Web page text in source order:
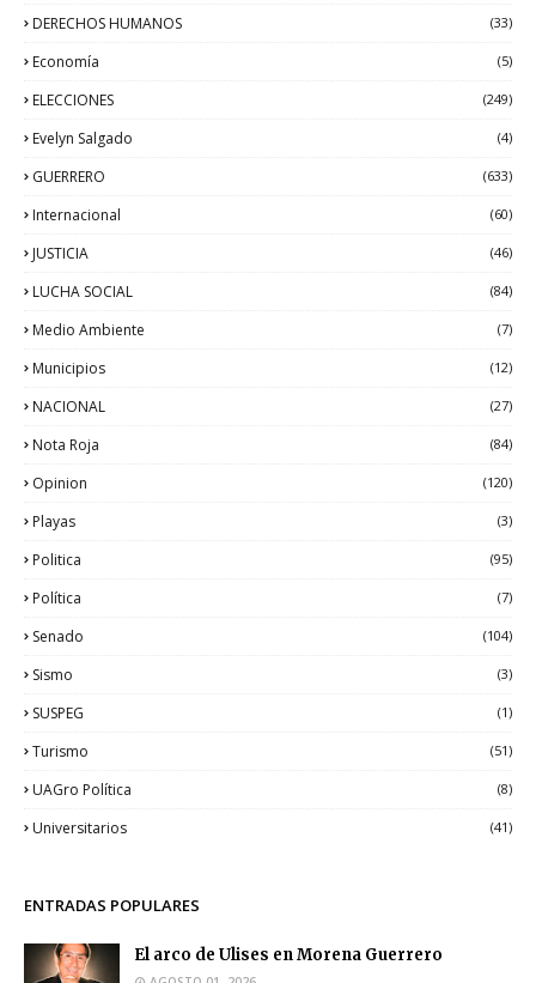
DERECHOS HUMANOS (33)
Economía (5)
ELECCIONES (249)
Evelyn Salgado (4)
GUERRERO (633)
Internacional (60)
JUSTICIA (46)
LUCHA SOCIAL (84)
Medio Ambiente (7)
Municipios (12)
NACIONAL (27)
Nota Roja (84)
Opinion (120)
Playas (3)
Politica (95)
Política (7)
Senado (104)
Sismo (3)
SUSPEG (1)
Turismo (51)
UAGro Política (8)
Universitarios (41)
ENTRADAS POPULARES
El arco de Ulises en Morena Guerrero